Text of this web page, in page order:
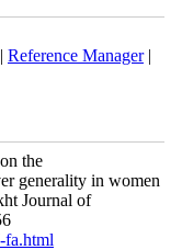
|Reference Manager
the
generality in women
Journal of
fa.html